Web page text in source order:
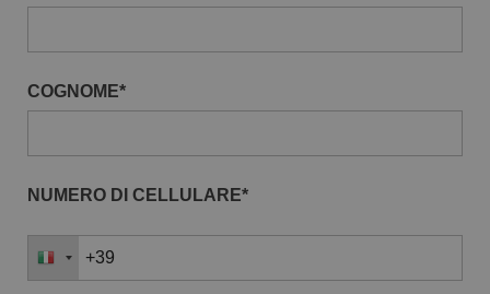
COGNOME*
NUMERO DI CELLULARE*